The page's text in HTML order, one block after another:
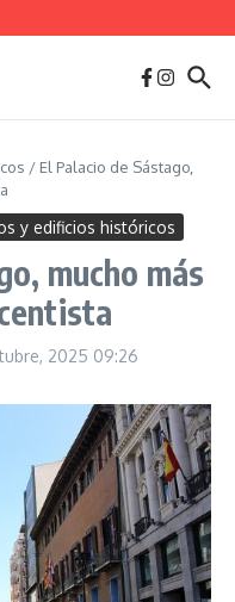
del Agua Luis Buñuel: tu oasis
Ruido de Zaragoza 2025-
y Objetivos
/ El Palacio de Sástago,
y edificios históricos
mucho más
2025 09:26